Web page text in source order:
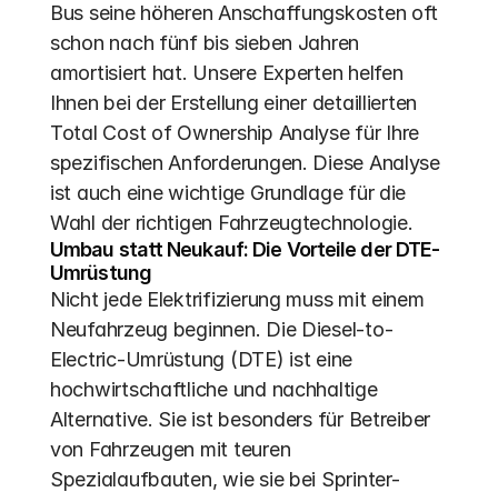
Bus seine höheren Anschaffungskosten oft
schon nach fünf bis sieben Jahren
amortisiert hat. Unsere Experten helfen
Ihnen bei der Erstellung einer detaillierten
Total Cost of Ownership Analyse für Ihre
spezifischen Anforderungen. Diese Analyse
ist auch eine wichtige Grundlage für die
Wahl der richtigen Fahrzeugtechnologie.
Umbau statt Neukauf: Die Vorteile der DTE-
Umrüstung
Nicht jede Elektrifizierung muss mit einem
Neufahrzeug beginnen. Die Diesel-to-
Electric-Umrüstung (DTE) ist eine
hochwirtschaftliche und nachhaltige
Alternative. Sie ist besonders für Betreiber
von Fahrzeugen mit teuren
Spezialaufbauten, wie sie bei Sprinter-